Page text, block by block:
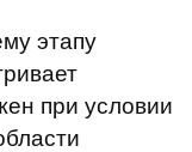
этапу
при условии